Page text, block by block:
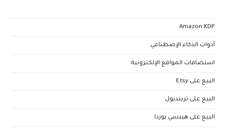
Amazon KDP
أدوات الذكاء الإصطناعي
استضافات المواقع الإلكترونية
البيع على Etsy
البيع على ترينديول
البيع على هيبسي بوردا